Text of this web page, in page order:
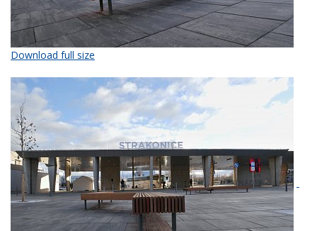
Download full size